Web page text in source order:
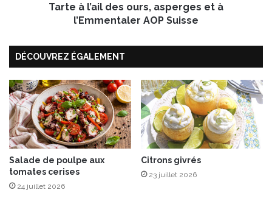
s
’
a
u
t
o
m
n
e
e
o
u
r
s
,
a
s
p
e
r
Tarte à l’ail des ours, asperges et à
l’Emmentaler AOP Suisse
DÉCOUVREZ ÉGALEMENT
Salade de poulpe aux
tomates cerises
24 juillet 2026
Citrons givrés
23 juillet 2026